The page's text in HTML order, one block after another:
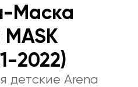
Маска
MASK
2022)
детские Arena